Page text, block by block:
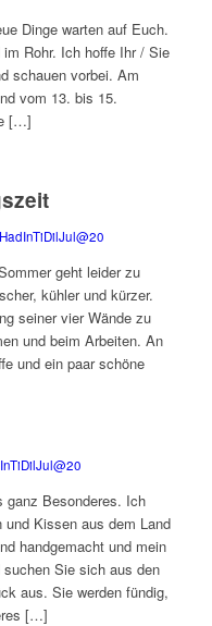
Dinge warten auf Euch.
Rohr. Ich hoffe Ihr / Sie
schauen vorbei. Am
vom 13. bis 15.
[…]
geht leider zu
kühler und kürzer.
seiner vier Wände zu
und beim Arbeiten. An
und ein paar schöne
ganz Besonderes. Ich
und Kissen aus dem Land
handgemacht und mein
Sie sich aus den
aus. Sie werden fündig,
[…]